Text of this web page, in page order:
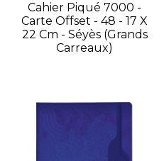
Cahier Piqué 7000 -
Carte Offset - 48 - 17 X
22 Cm - Séyès (grands
Carreaux)